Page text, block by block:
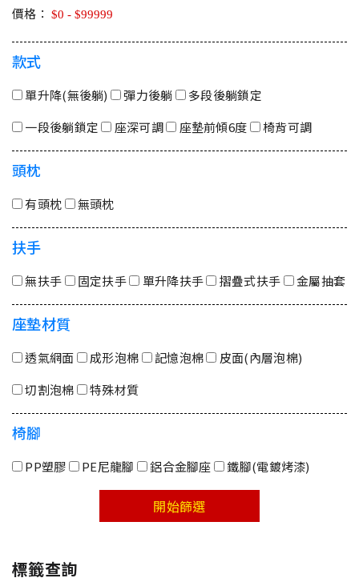
價格：
款式
單升降(無後躺) 彈力後躺
多段後躺鎖定
一段後躺鎖定
座深可調 座墊前傾6度 椅背可調
頭枕
有頭枕 無頭枕
扶手
無扶手 固定扶手 單升降扶手 摺疊式扶手 金屬抽套
座墊材質
透氣網面 成形泡棉 記憶泡棉
皮面(內層泡棉)
切割泡棉
特殊材質
椅腳
PP塑膠 PE尼龍腳 鋁合金腳座 鐵腳(電鍍烤漆)
開始篩選
標籤查詢